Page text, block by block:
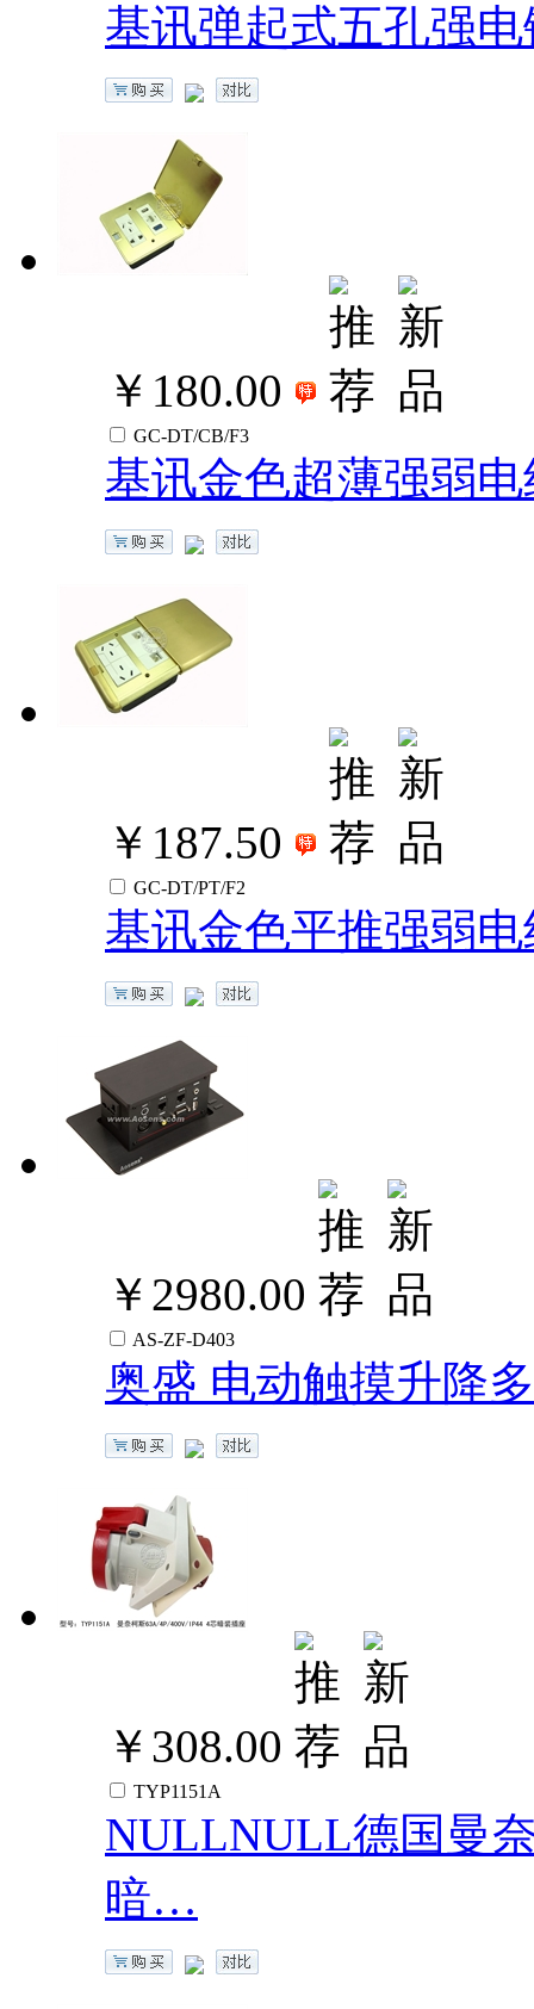
基讯弹起式五孔强
￥180.00
GC-DT/CB/F3
基讯金色超薄强弱
￥187.50
GC-DT/PT/F2
基讯金色平推强弱
￥2980.00
AS-ZF-D403
奥盛 电动触摸升降
￥308.00
TYP1151A
NULLNULL德国曼
暗…